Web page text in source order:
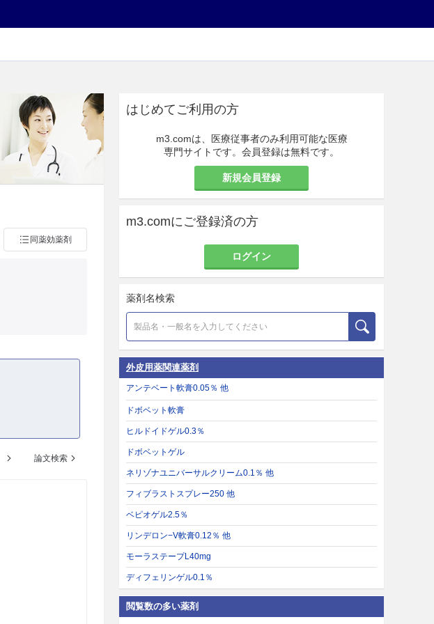
同薬効薬剤
論文検索
はじめてご利用の方
m3.comは、医療従事者のみ利用可能な医療
専門サイトです。会員登録は無料です。
新規会員登録
m3.comにご登録済の方
ログイン
薬剤名検索
外皮用薬関連薬剤
アンテベート軟膏0.05％ 他
ドボベット軟膏
ヒルドイドゲル0.3％
ドボベットゲル
ネリゾナユニバーサルクリーム0.1％ 他
フィブラストスプレー250 他
ベピオゲル2.5％
リンデロン−V軟膏0.12％ 他
モーラステープL40mg
ディフェリンゲル0.1％
閲覧数の多い薬剤